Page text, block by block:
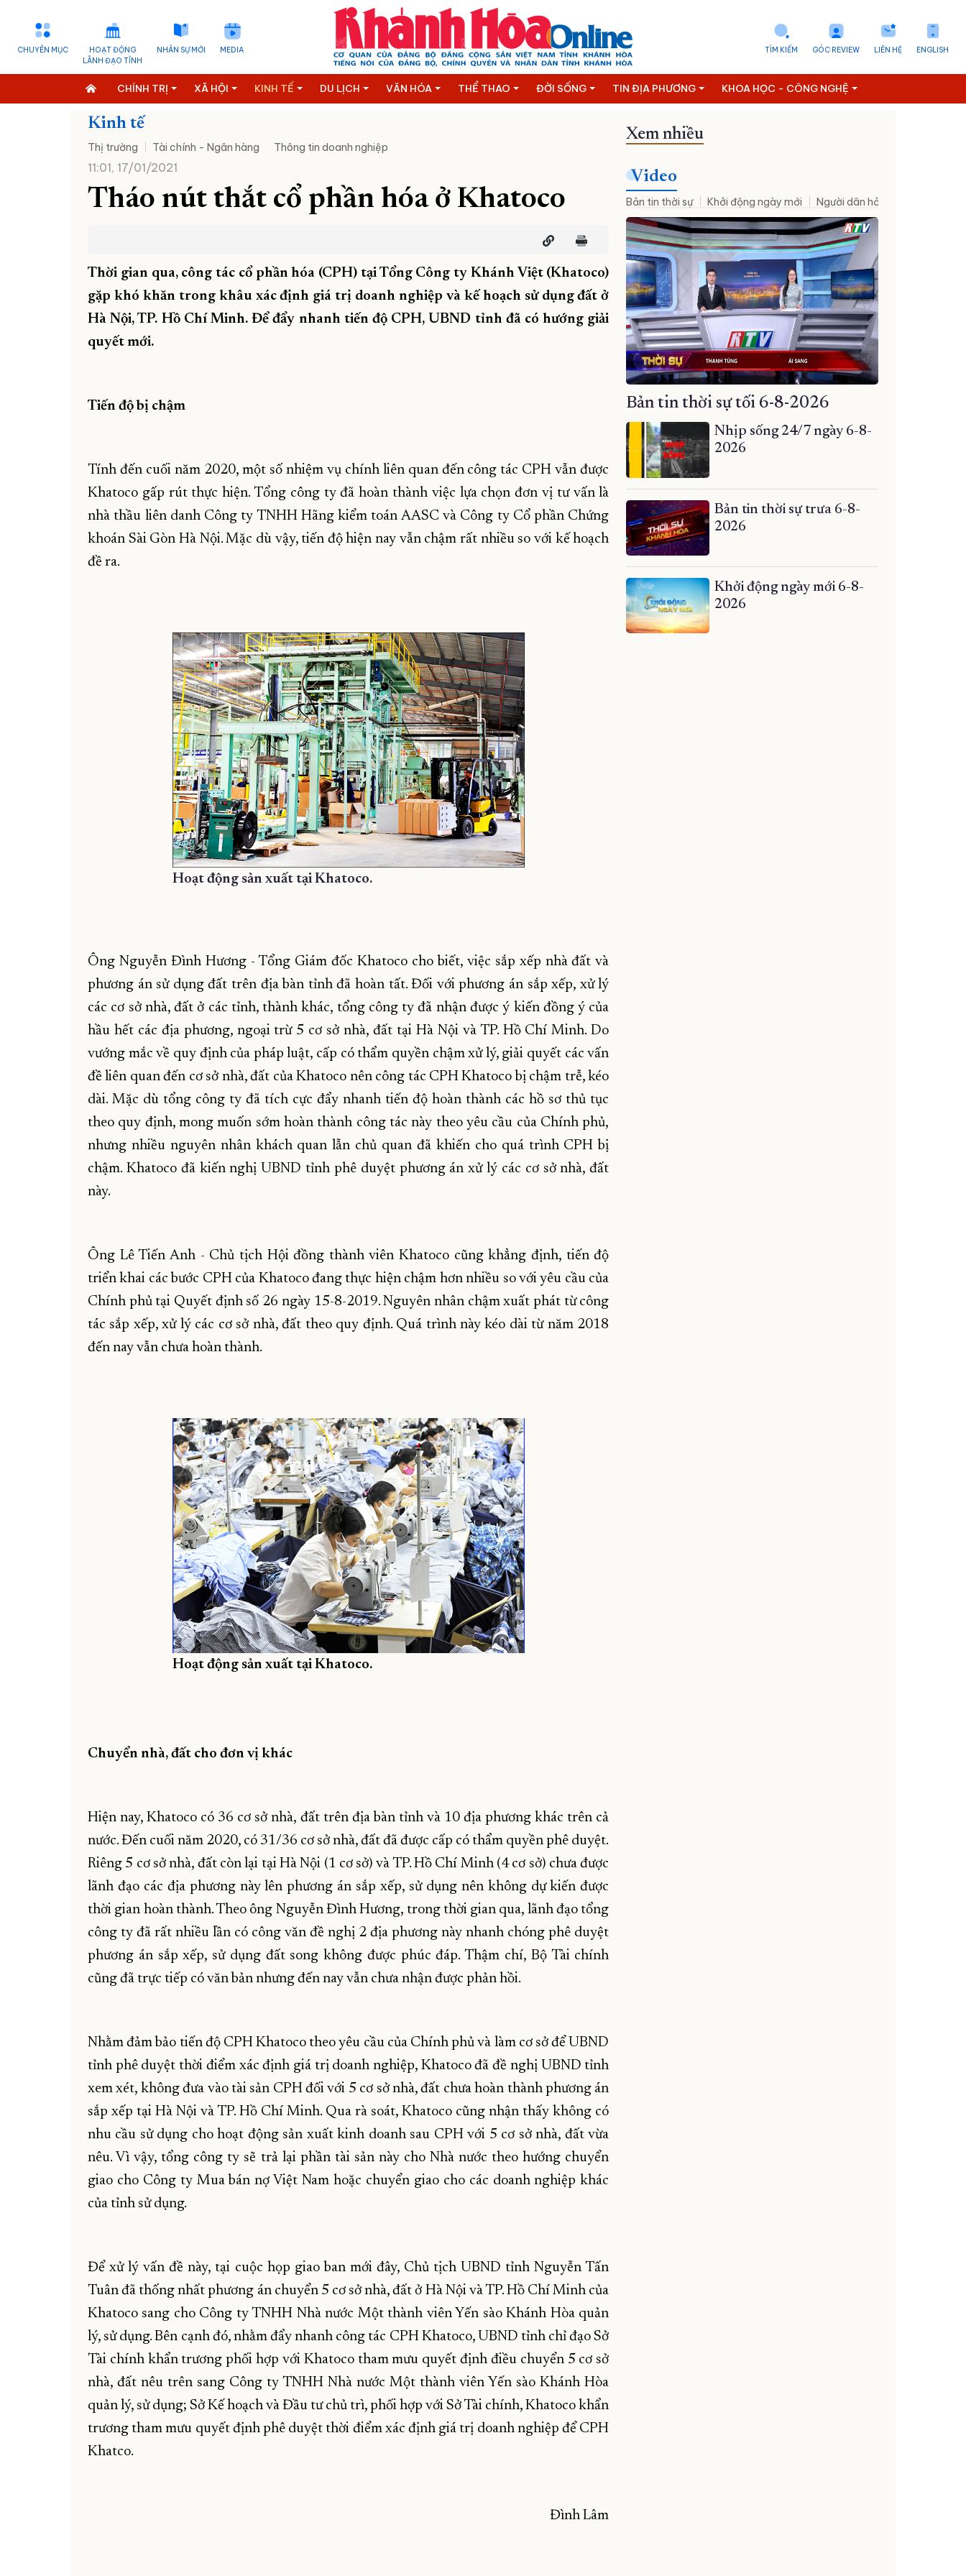
CHUYÊN MỤC
HOẠT ĐỘNG
LÃNH ĐẠO TỈNH
NHÂN SỰ MỚI MEDIA ENGLISH
LIÊN HỆ
GÓC REVIEW
TÌM KIẾM
CHÍNH TRỊ XÃ HỘI KINH TẾ DU LỊCH VĂN HÓA THỂ THAO ĐỜI SỐNG TIN ĐỊA PHƯƠNG KHOA HỌC - CÔNG NGHỆ
Kinh tế
Thị trường Tài chính - Ngân hàng Thông tin doanh nghiệp
11:01, 17/01/2021
Tháo nút thắt cổ phần hóa ở Khatoco
Thời gian qua, công tác cổ phần hóa (CPH) tại Tổng Công ty Khánh Việt (Khatoco)
gặp khó khăn trong khâu xác định giá trị doanh nghiệp và kế hoạch sử dụng đất ở
Hà Nội, TP. Hồ Chí Minh. Để đẩy nhanh tiến độ CPH, UBND tỉnh đã có hướng giải
quyết mới.
Tiến độ bị chậm
Tính đến cuối năm 2020, một số nhiệm vụ chính liên quan đến công tác CPH vẫn được
Khatoco gấp rút thực hiện. Tổng công ty đã hoàn thành việc lựa chọn đơn vị tư vấn là
nhà thầu liên danh Công ty TNHH Hãng kiểm toán AASC và Công ty Cổ phần Chứng
khoán Sài Gòn Hà Nội. Mặc dù vậy, tiến độ hiện nay vẫn chậm rất nhiều so với kế hoạch
đề ra.
Hoạt động sản xuất tại Khatoco.
Ông Nguyễn Đình Hương - Tổng Giám đốc Khatoco cho biết, việc sắp xếp nhà đất và
phương án sử dụng đất trên địa bàn tỉnh đã hoàn tất. Đối với phương án sắp xếp, xử lý
các cơ sở nhà, đất ở các tỉnh, thành khác, tổng công ty đã nhận được ý kiến đồng ý của
hầu hết các địa phương, ngoại trừ 5 cơ sở nhà, đất tại Hà Nội và TP. Hồ Chí Minh. Do
vướng mắc về quy định của pháp luật, cấp có thẩm quyền chậm xử lý, giải quyết các vấn
đề liên quan đến cơ sở nhà, đất của Khatoco nên công tác CPH Khatoco bị chậm trễ, kéo
dài. Mặc dù tổng công ty đã tích cực đẩy nhanh tiến độ hoàn thành các hồ sơ thủ tục
theo quy định, mong muốn sớm hoàn thành công tác này theo yêu cầu của Chính phủ,
nhưng nhiều nguyên nhân khách quan lẫn chủ quan đã khiến cho quá trình CPH bị
chậm. Khatoco đã kiến nghị UBND tỉnh phê duyệt phương án xử lý các cơ sở nhà, đất
này.
Ông Lê Tiến Anh - Chủ tịch Hội đồng thành viên Khatoco cũng khẳng định, tiến độ
triển khai các bước CPH của Khatoco đang thực hiện chậm hơn nhiều so với yêu cầu của
Chính phủ tại Quyết định số 26 ngày 15-8-2019. Nguyên nhân chậm xuất phát từ công
tác sắp xếp, xử lý các cơ sở nhà, đất theo quy định. Quá trình này kéo dài từ năm 2018
đến nay vẫn chưa hoàn thành.
Hoạt động sản xuất tại Khatoco.
Chuyển nhà, đất cho đơn vị khác
Hiện nay, Khatoco có 36 cơ sở nhà, đất trên địa bàn tỉnh và 10 địa phương khác trên cả
nước. Đến cuối năm 2020, có 31/36 cơ sở nhà, đất đã được cấp có thẩm quyền phê duyệt.
Riêng 5 cơ sở nhà, đất còn lại tại Hà Nội (1 cơ sở) và TP. Hồ Chí Minh (4 cơ sở) chưa được
lãnh đạo các địa phương này lên phương án sắp xếp, sử dụng nên không dự kiến được
thời gian hoàn thành. Theo ông Nguyễn Đình Hương, trong thời gian qua, lãnh đạo tổng
công ty đã rất nhiều lần có công văn đề nghị 2 địa phương này nhanh chóng phê duyệt
phương án sắp xếp, sử dụng đất song không được phúc đáp. Thậm chí, Bộ Tài chính
cũng đã trực tiếp có văn bản nhưng đến nay vẫn chưa nhận được phản hồi.
Nhằm đảm bảo tiến độ CPH Khatoco theo yêu cầu của Chính phủ và làm cơ sở để UBND
tỉnh phê duyệt thời điểm xác định giá trị doanh nghiệp, Khatoco đã đề nghị UBND tỉnh
xem xét, không đưa vào tài sản CPH đối với 5 cơ sở nhà, đất chưa hoàn thành phương án
sắp xếp tại Hà Nội và TP. Hồ Chí Minh. Qua rà soát, Khatoco cũng nhận thấy không có
nhu cầu sử dụng cho hoạt động sản xuất kinh doanh sau CPH với 5 cơ sở nhà, đất vừa
nêu. Vì vậy, tổng công ty sẽ trả lại phần tài sản này cho Nhà nước theo hướng chuyển
giao cho Công ty Mua bán nợ Việt Nam hoặc chuyển giao cho các doanh nghiệp khác
của tỉnh sử dụng.
Để xử lý vấn đề này, tại cuộc họp giao ban mới đây, Chủ tịch UBND tỉnh Nguyễn Tấn
Tuân đã thống nhất phương án chuyển 5 cơ sở nhà, đất ở Hà Nội và TP. Hồ Chí Minh của
Khatoco sang cho Công ty TNHH Nhà nước Một thành viên Yến sào Khánh Hòa quản
lý, sử dụng. Bên cạnh đó, nhằm đẩy nhanh công tác CPH Khatoco, UBND tỉnh chỉ đạo Sở
Tài chính khẩn trương phối hợp với Khatoco tham mưu quyết định điều chuyển 5 cơ sở
nhà, đất nêu trên sang Công ty TNHH Nhà nước Một thành viên Yến sào Khánh Hòa
quản lý, sử dụng; Sở Kế hoạch và Đầu tư chủ trì, phối hợp với Sở Tài chính, Khatoco khẩn
trương tham mưu quyết định phê duyệt thời điểm xác định giá trị doanh nghiệp để CPH
Khatco.
Đình Lâm
Xem nhiều
Video
Bản tin thời sự Khởi động ngày mới Người dân hỏi – Cơ quan nhà
Bản tin thời sự tối 6-8-2026
Nhịp sống 24/7 ngày 6-8-
2026
Bản tin thời sự trưa 6-8-
2026
Khởi động ngày mới 6-8-
2026